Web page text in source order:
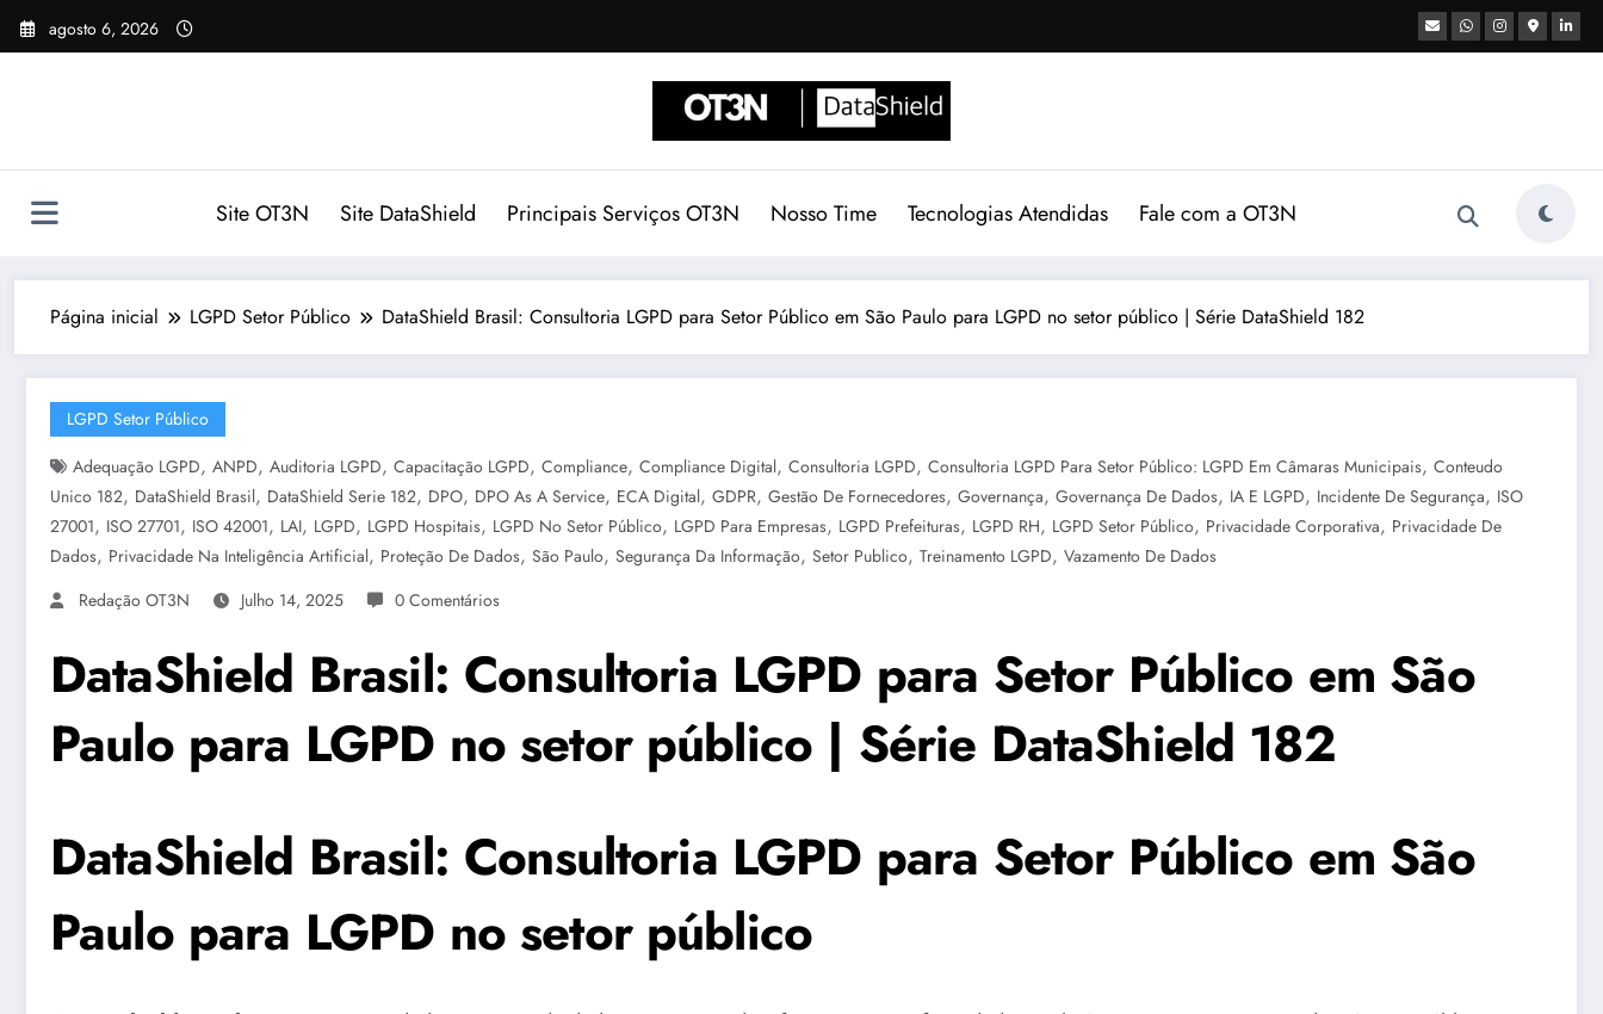
Pular
para
agosto 6, 2026
Site OT3N Site DataShield Principais Serviços OT3N Nosso Time Tecnologias Atendidas Fale com a OT3N
Página inicial LGPD Setor Público DataShield Brasil: Consultoria LGPD para Setor Público em São Paulo para LGPD no setor público | Série DataShield 182
LGPD Setor Público
Adequação LGPD, ANPD, Auditoria LGPD, Capacitação LGPD, Compliance, Compliance Digital, Consultoria LGPD, Consultoria LGPD Para Setor Público: LGPD Em Câmaras Municipais, Conteudo
Unico 182, DataShield Brasil, DataShield Serie 182, DPO, DPO As A Service, ECA Digital, GDPR, Gestão De Fornecedores, Governança, Governança De Dados, IA E LGPD, Incidente De Segurança, ISO
27001, ISO 27701, ISO 42001, LAI, LGPD, LGPD Hospitais, LGPD No Setor Público, LGPD Para Empresas, LGPD Prefeituras, LGPD RH, LGPD Setor Público, Privacidade Corporativa, Privacidade De
Dados, Privacidade Na Inteligência Artificial, Proteção De Dados, São Paulo, Segurança Da Informação, Setor Publico, Treinamento LGPD, Vazamento De Dados
Redação OT3N
Julho 14, 2025 0 Comentários
DataShield Brasil: Consultoria LGPD para Setor Público em São
Paulo para LGPD no setor público | Série DataShield 182
DataShield Brasil: Consultoria LGPD para Setor Público em São
Paulo para LGPD no setor público